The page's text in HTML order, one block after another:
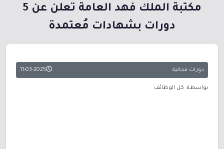
مكتبة الملك فهد العامة تعلن عن 5
دورات بشهادات مُعتمدة
دورات مجانية 11-03-2025
بواسطة: كل الوظائف